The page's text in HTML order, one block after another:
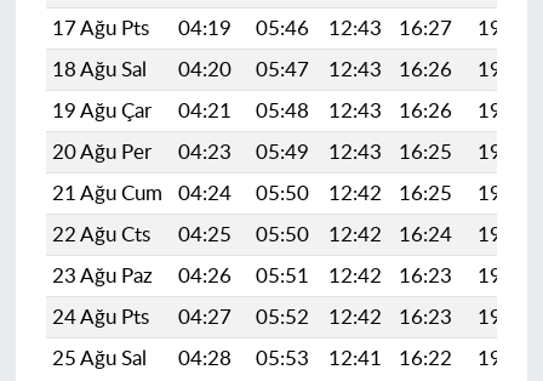
17 Ağu Pts
04:19 05:46 12:43 16:27
19:30
18 Ağu Sal
04:20 05:47 12:43 16:26
19:29
19 Ağu Çar
04:21 05:48 12:43 16:26
19:28
20 Ağu Per
04:23 05:49 12:43 16:25
19:27
21 Ağu Cum
04:24 05:50 12:42 16:25
19:25
22 Ağu Cts
04:25 05:50 12:42 16:24
19:24
23 Ağu Paz
04:26 05:51 12:42 16:23
19:23
24 Ağu Pts
04:27 05:52 12:42 16:23
19:21
25 Ağu Sal
04:28 05:53 12:41 16:22 19:20